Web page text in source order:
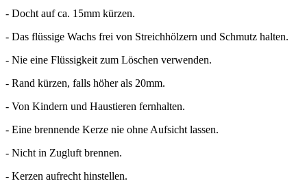
- Docht auf ca. 15mm kürzen.
- Das flüssige Wachs frei von Streichhölzern und Schmutz halten.
- Nie eine Flüssigkeit zum Löschen verwenden.
- Rand kürzen, falls höher als 20mm.
- Von Kindern und Haustieren fernhalten.
- Eine brennende Kerze nie ohne Aufsicht lassen.
- Nicht in Zugluft brennen.
- Kerzen aufrecht hinstellen.